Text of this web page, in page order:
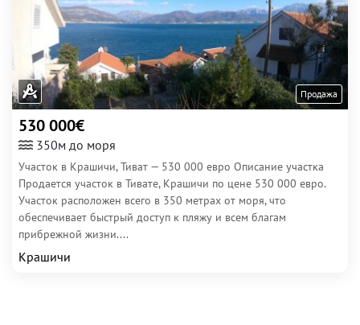
Продажа
530 000€
350м до моря
Участок в Крашичи, Тиват — 530 000 евро Описание участка
Продается участок в Тивате, Крашичи по цене 530 000 евро.
Участок расположен всего в 350 метрах от моря, что
обеспечивает быстрый доступ к пляжу и всем благам
прибрежной жизни....
Крашичи